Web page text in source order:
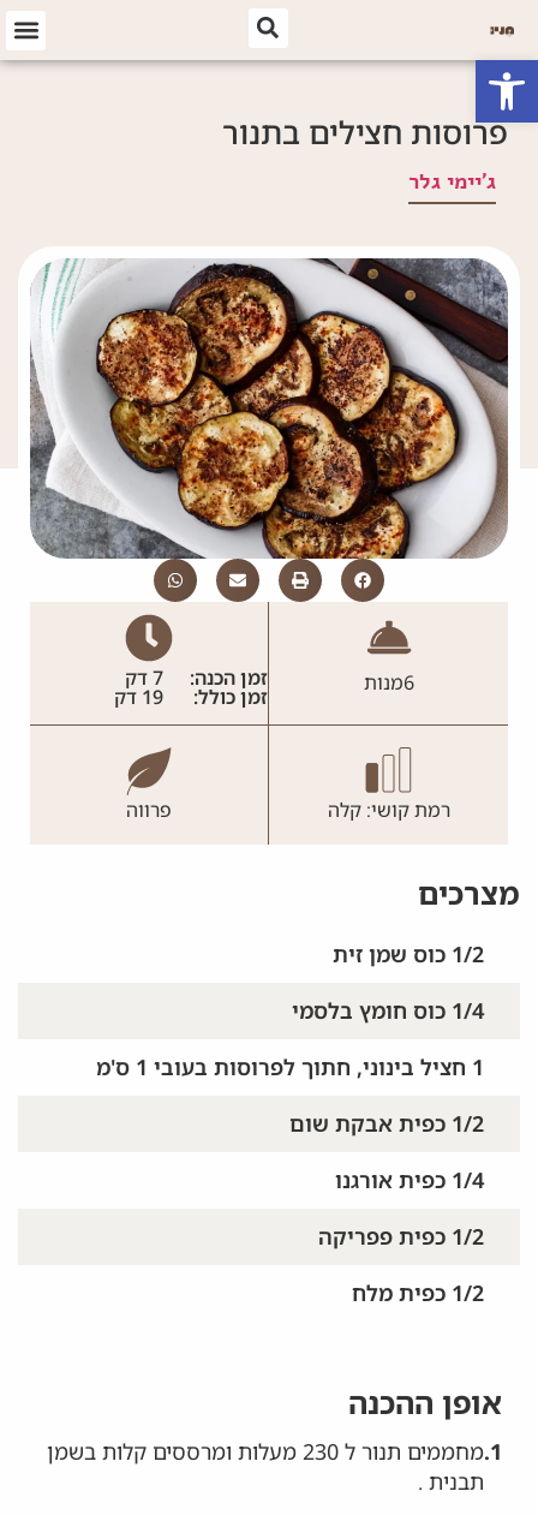
פתח סרגל נגישות
פרוסות חצילים בתנור
ג'יימי גלר
6מנות זמן הכנה: 7 דק
זמן כולל: 19 דק
רמת קושי: קלה פרווה
מצרכים
1/2 כוס שמן זית
1/4 כוס חומץ בלסמי
1 חציל בינוני, חתוך לפרוסות בעובי 1 ס'מ
1/2 כפית אבקת שום
1/4 כפית אורגנו
1/2 כפית פפריקה
1/2 כפית מלח
אופן ההכנה
1.
מחממים תנור ל 230 מעלות ומרססים קלות בשמן
תבנית .